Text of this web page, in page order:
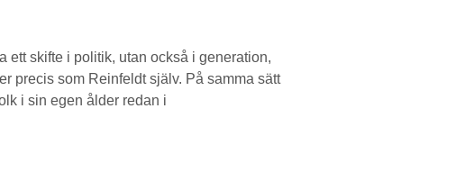
ett skifte i politik, utan också i generation,
precis som Reinfeldt själv. På samma sätt
i sin egen ålder redan i